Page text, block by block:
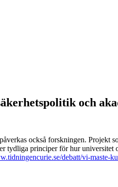
och
också forskningen.
tydliga principer för hur
debatt/vi-maste-